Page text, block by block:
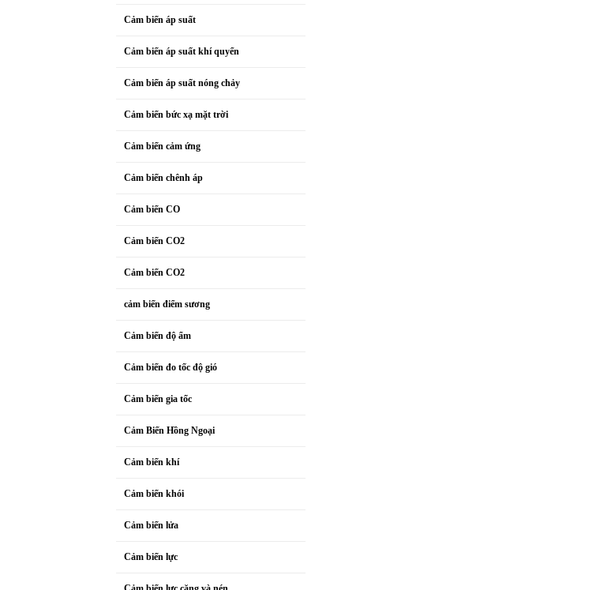
Cảm biến áp suất
Cảm biến áp suất khí quyển
Cảm biến áp suất nóng chảy
Cảm biến bức xạ mặt trời
Cảm biến cảm ứng
Cảm biến chênh áp
Cảm biến CO
Cảm biến CO2
Cảm biến CO2
cảm biến điểm sương
Cảm biến độ ẩm
Cảm biến đo tốc độ gió
Cảm biến gia tốc
Cảm Biến Hồng Ngoại
Cảm biến khí
Cảm biến khói
Cảm biến lửa
Cảm biến lực